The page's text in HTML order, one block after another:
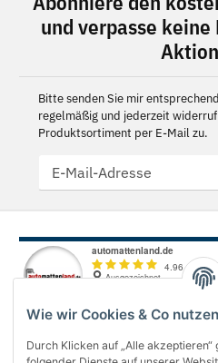
Wie wir Cookies & Co nutzen
Durch Klicken auf „Alle akzeptieren“
und verpasse
Bitte senden Sie mir
regelmäßig und jederzeit
Produktsortiment per E-Mail zu.